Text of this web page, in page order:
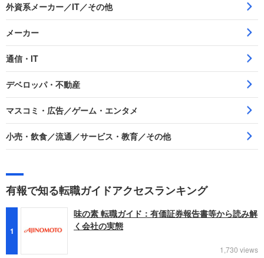
外資系メーカー／IT／その他
メーカー
通信・IT
デベロッパ・不動産
マスコミ・広告／ゲーム・エンタメ
小売・飲食／流通／サービス・教育／その他
有報で知る転職ガイドアクセスランキング
1
味の素 転職ガイド：有価証券報告書等から読み解
く会社の実態
1,730 views